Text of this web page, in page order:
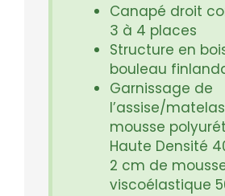
Canapé droit
3 à 4 places
Structure en
bouleau
Garnissage de
l’assise/
mousse
Haute Densité
2 cm de
viscoélastique